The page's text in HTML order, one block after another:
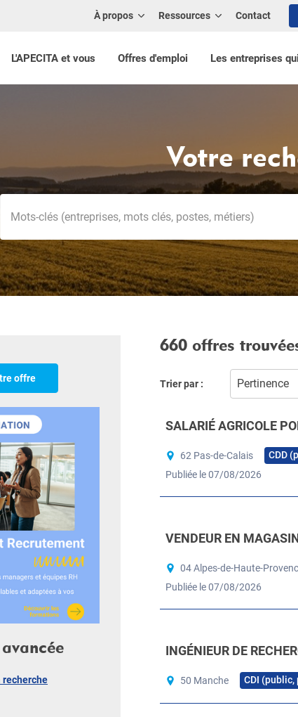
L'APECITA et vous Offres d'emploi Les entreprises
À propos Ressources Contact
Votre
offre
660 offres
Trier par : Pertinence
SALARIÉ AGRICOLE
62 Pas-de-Calais
CDD
Publiée le 07/08/2026
VENDEUR EN
04 Alpes-de-Haute-
Publiée le 07/08/2026
INGÉNIEUR DE
50 Manche CDI (public,